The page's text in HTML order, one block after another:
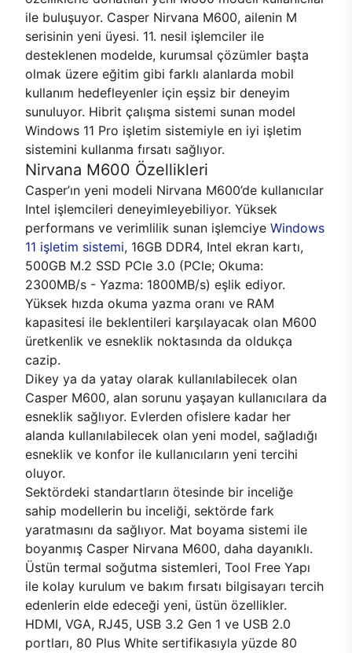
ile buluşuyor. Casper Nirvana M600, ailenin M
serisinin yeni üyesi. 11. nesil işlemciler ile
desteklenen modelde, kurumsal çözümler başta
olmak üzere eğitim gibi farklı alanlarda mobil
kullanım hedefleyenler için eşsiz bir deneyim
sunuluyor. Hibrit çalışma sistemi sunan model
Windows 11 Pro işletim sistemiyle en iyi işletim
sistemini kullanma fırsatı sağlıyor.
Nirvana M600 Özellikleri
Casper’ın yeni modeli Nirvana M600’de kullanıcılar
Intel işlemcileri deneyimleyebiliyor. Yüksek
performans ve verimlilik sunan işlemciye Windows
11 işletim sistemi, 16GB DDR4, Intel ekran kartı,
500GB M.2 SSD PCle 3.0 (PCle; Okuma:
2300MB/s - Yazma: 1800MB/s) eşlik ediyor.
Yüksek hızda okuma yazma oranı ve RAM
kapasitesi ile beklentileri karşılayacak olan M600
üretkenlik ve esneklik noktasında da oldukça
cazip.
Dikey ya da yatay olarak kullanılabilecek olan
Casper M600, alan sorunu yaşayan kullanıcılara da
esneklik sağlıyor. Evlerden ofislere kadar her
alanda kullanılabilecek olan yeni model, sağladığı
esneklik ve konfor ile kullanıcıların yeni tercihi
oluyor.
Sektördeki standartların ötesinde bir inceliğe
sahip modellerin bu inceliği, sektörde fark
yaratmasını da sağlıyor. Mat boyama sistemi ile
boyanmış Casper Nirvana M600, daha dayanıklı.
Üstün termal soğutma sistemleri, Tool Free Yapı
ile kolay kurulum ve bakım fırsatı bilgisayarı tercih
edenlerin elde edeceği yeni, üstün özellikler.
HDMI, VGA, RJ45, USB 3.2 Gen 1 ve USB 2.0
portları, 80 Plus White sertifikasıyla yüzde 80